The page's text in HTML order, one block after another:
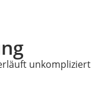
unkompliziert